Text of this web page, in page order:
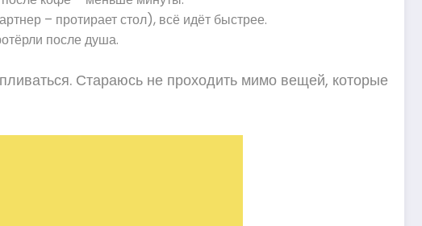
– протирает стол), всё идёт быстрее.
после душа.
Стараюсь не проходить мимо вещей, которые